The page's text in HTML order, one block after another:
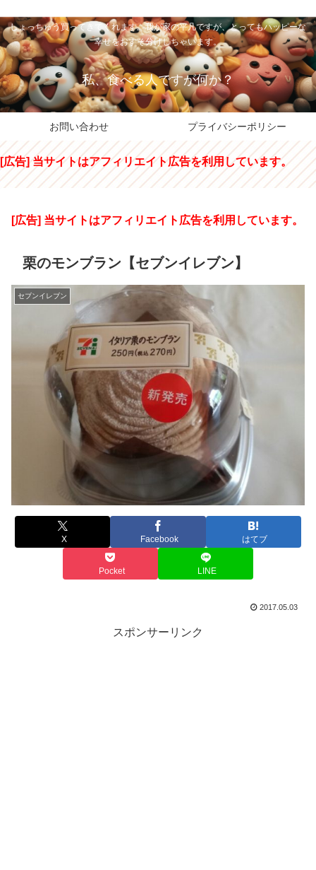
しょっちゅう買ってきてくれます。我が家の平凡ですが、とってもハッピーな
幸せをおすそ分けしちゃいます。
私、食べる人ですが何か？
お問い合わせ プライバシーポリシー
[広告] 当サイトはアフィリエイト広告を利用しています。
[広告] 当サイトはアフィリエイト広告を利用しています。
栗のモンブラン【セブンイレブン】
セブンイレブン
X Facebook はてブ
Pocket LINE
2017.05.03
スポンサーリンク